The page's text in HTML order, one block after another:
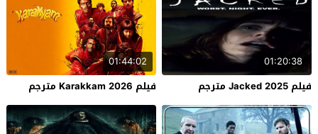
01:20:38
فيلم Jacked 2025 مترجم
01:44:02
فيلم Karakkam 2026 مترجم